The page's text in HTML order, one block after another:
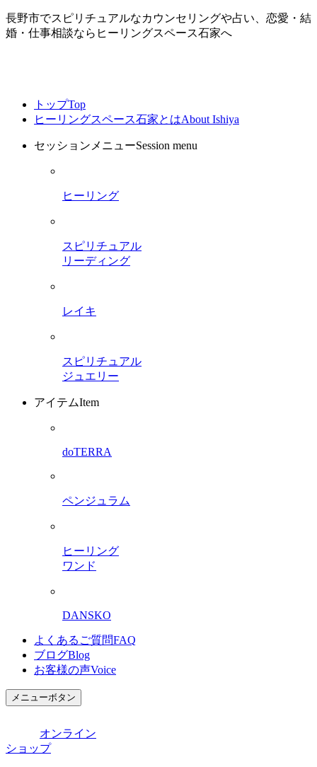
長野市でスピリチュアルなカウンセリングや占い、恋愛・結
婚・仕事相談ならヒーリングスペース石家へ
トップTop
ヒーリングスペース石家とはAbout Ishiya
セッションメニューSession menu
ヒーリング
スピリチュアル
リーディング
レイキ
スピリチュアル
ジュエリー
アイテムItem
doTERRA
ペンジュラム
ヒーリング
ワンド
DANSKO
よくあるご質問FAQ
ブログBlog
お客様の声Voice
メニューボタン
オンライン
ショップ